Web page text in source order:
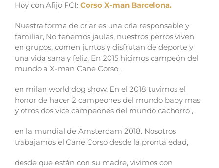
Hoy con Afijo FCI: Corso X-man Barcelona.
Nuestra forma de criar es una cría responsable y
familiar, No tenemos jaulas, nuestros perros viven
en grupos, comen juntos y disfrutan de deporte y
una vida sana y feliz. En 2015 hicimos campeón del
mundo a X-man Cane Corso ,
en milan world dog show. En el 2018 tuvimos el
honor de hacer 2 campeones del mundo baby mas
y otros dos vice campeones del mundo cachorro ,
en la mundial de Amsterdam 2018. Nosotros
trabajamos el Cane Corso desde la pronta edad,
desde que están con su madre, vivimos con